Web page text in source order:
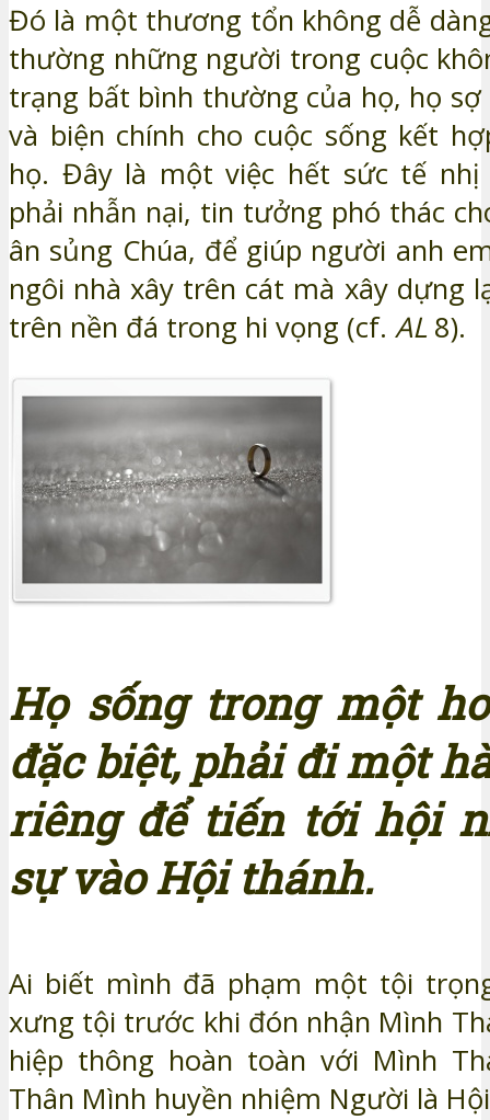
Đó là một thương tổn không dễ
thường những người trong cuộc
trạng bất bình thường của họ, họ sợ
và biện chính cho cuộc sống kết
họ. Đây là một việc hết sức tế
phải nhẫn nại, tin tưởng phó thác
ân sủng Chúa, để giúp người anh
ngôi nhà xây trên cát mà xây dựng
trên nền đá trong hi vọng (cf. AL8).
Họ sống trong một
đặc biệt, phải đi một
riêng để tiến tới hội
sự vào Hội thánh.
Ai biết mình đã phạm một tội
xưng tội trước khi đón nhận Mình
hiệp thông hoàn toàn với Mình
Thân Mình huyền nhiệm Người là